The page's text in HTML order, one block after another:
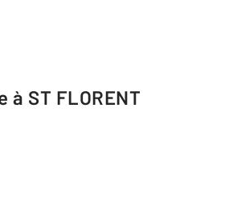
à ST FLORENT